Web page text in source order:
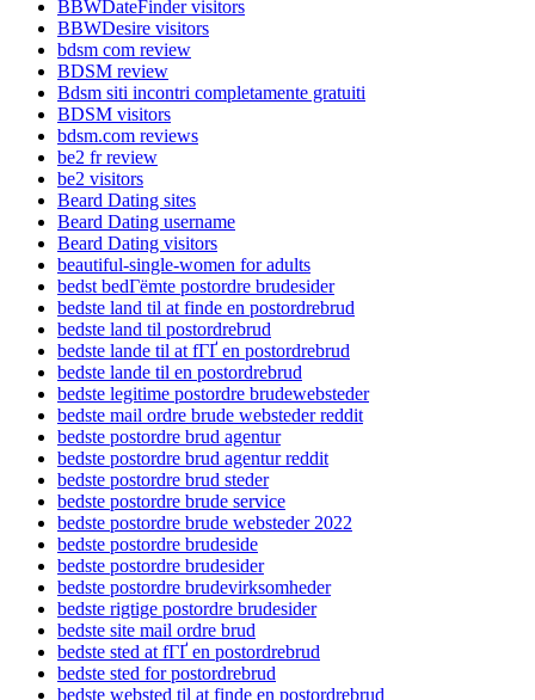
BBWDateFinder visitors
BBWDesire visitors
bdsm com review
BDSM review
Bdsm siti incontri completamente gratuiti
BDSM visitors
bdsm.com reviews
be2 fr review
be2 visitors
Beard Dating sites
Beard Dating username
Beard Dating visitors
beautiful-single-women for adults
bedst bedГёmte postordre brudesider
bedste land til at finde en postordrebrud
bedste land til postordrebrud
bedste lande til at fГҐ en postordrebrud
bedste lande til en postordrebrud
bedste legitime postordre brudewebsteder
bedste mail ordre brude websteder reddit
bedste postordre brud agentur
bedste postordre brud agentur reddit
bedste postordre brud steder
bedste postordre brude service
bedste postordre brude websteder 2022
bedste postordre brudeside
bedste postordre brudesider
bedste postordre brudevirksomheder
bedste rigtige postordre brudesider
bedste site mail ordre brud
bedste sted at fГҐ en postordrebrud
bedste sted for postordrebrud
bedste websted til at finde en postordrebrud